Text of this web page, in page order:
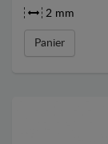
2 mm
Panier